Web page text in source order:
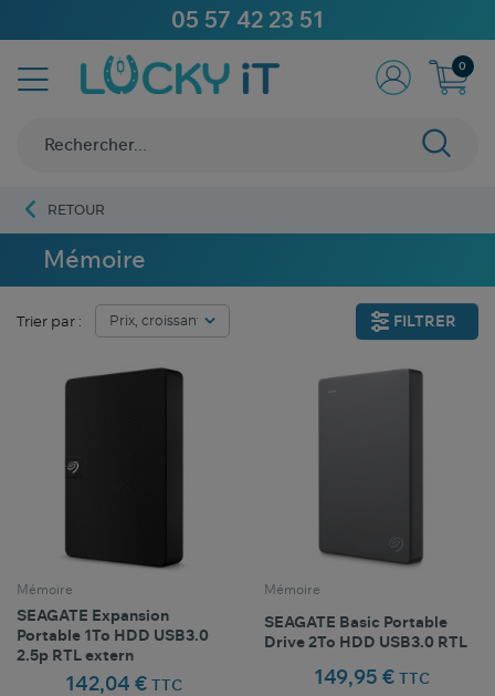
05 57 42 23 51
0
RETOUR
Mémoire
Trier par : FILTRER
Mémoire
SEAGATE Expansion
Portable 1To HDD USB3.0
2.5p RTL extern
142,04 € TTC
Mémoire
SEAGATE Basic Portable
Drive 2To HDD USB3.0 RTL
149,95 € TTC